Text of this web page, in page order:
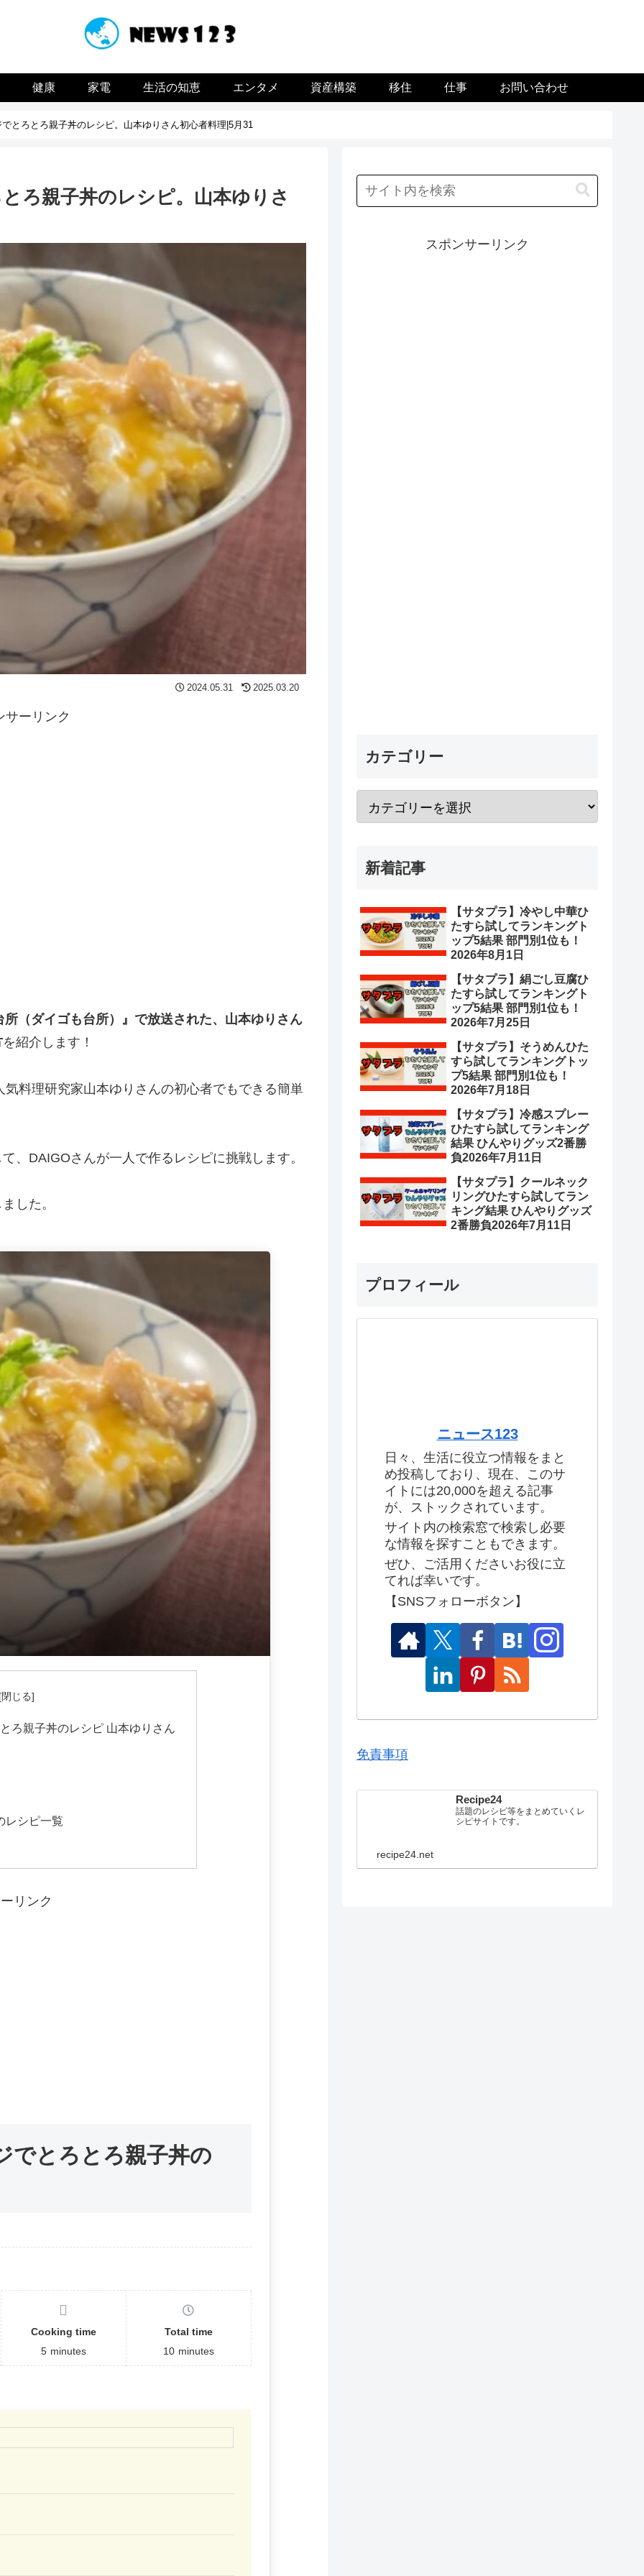
健康 家電 生活の知恵 エンタメ 資産構築 移住 仕事 お問い合わせ
とろとろ親子丼のレシピ。山本ゆりさん初心者料理|5月31
ろ親子丼のレシピ。山本ゆりさ
2024.05.31 2025.03.20
サーリンク
所（ダイゴも台所）』で放送された、山本ゆりさん
を紹介します！
料理研究家山本ゆりさんの初心者でもできる簡単
、DAIGOさんが一人で作るレシピに挑戦します。
した。
ろ親子丼のレシピ 山本ゆりさん
レシピ一覧
リンク
でとろとろ親子丼の
Cooking time
5 minutes
Total time
10 minutes
スポンサーリンク
カテゴリー
新着記事
【サタプラ】冷やし中華ひ
たすら試してランキングト
ップ5結果 部門別1位も！
2026年8月1日
【サタプラ】絹ごし豆腐ひ
たすら試してランキングト
ップ5結果 部門別1位も！
2026年7月25日
【サタプラ】そうめんひた
すら試してランキングトッ
プ5結果 部門別1位も！
2026年7月18日
【サタプラ】冷感スプレー
ひたすら試してランキング
結果 ひんやりグッズ2番勝
負2026年7月11日
【サタプラ】クールネック
リングひたすら試してラン
キング結果 ひんやりグッズ
2番勝負2026年7月11日
プロフィール
ニュース123
日々、生活に役立つ情報をまと
め投稿しており、現在、このサ
イトには20,000を超える記事
が、ストックされています。
サイト内の検索窓で検索し必要
な情報を探すこともできます。
ぜひ、ご活用くださいお役に立
てれば幸いです。
【SNSフォローボタン】
免責事項
Recipe24
話題のレシピ等をまとめていくレ
シピサイトです。
recipe24.net